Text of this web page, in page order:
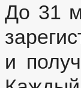
До 31
и